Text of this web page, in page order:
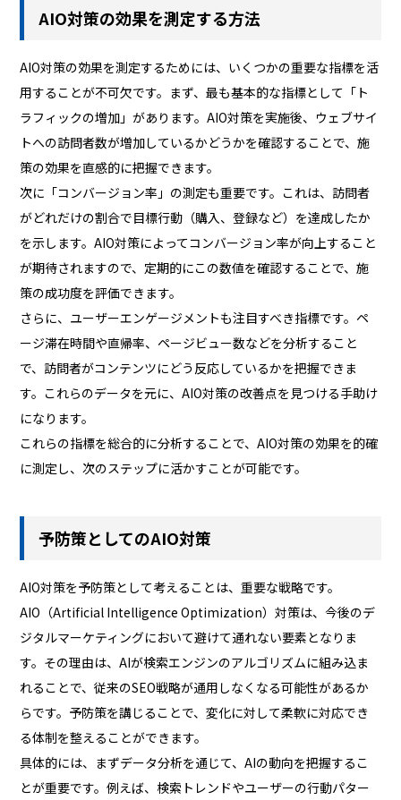
AIO対策の効果を測定する方法
AIO対策の効果を測定するためには、いくつかの重要な指標を活
用することが不可欠です。まず、最も基本的な指標として「ト
ラフィックの増加」があります。AIO対策を実施後、ウェブサイ
トへの訪問者数が増加しているかどうかを確認することで、施
策の効果を直感的に把握できます。
次に「コンバージョン率」の測定も重要です。これは、訪問者
がどれだけの割合で目標行動（購入、登録など）を達成したか
を示します。AIO対策によってコンバージョン率が向上すること
が期待されますので、定期的にこの数値を確認することで、施
策の成功度を評価できます。
さらに、ユーザーエンゲージメントも注目すべき指標です。ペ
ージ滞在時間や直帰率、ページビュー数などを分析すること
で、訪問者がコンテンツにどう反応しているかを把握できま
す。これらのデータを元に、AIO対策の改善点を見つける手助け
になります。
これらの指標を総合的に分析することで、AIO対策の効果を的確
に測定し、次のステップに活かすことが可能です。
予防策としてのAIO対策
AIO対策を予防策として考えることは、重要な戦略です。
AIO（Artificial Intelligence Optimization）対策は、今後のデ
ジタルマーケティングにおいて避けて通れない要素となりま
す。その理由は、AIが検索エンジンのアルゴリズムに組み込ま
れることで、従来のSEO戦略が通用しなくなる可能性があるか
らです。予防策を講じることで、変化に対して柔軟に対応でき
る体制を整えることができます。
具体的には、まずデータ分析を通じて、AIの動向を把握するこ
とが重要です。例えば、検索トレンドやユーザーの行動パター